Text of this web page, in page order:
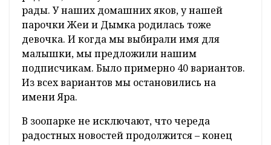
рады. У наших домашних яков, у нашей
парочки Жеи и Дымка родилась тоже
девочка. И когда мы выбирали имя для
малышки, мы предложили нашим
подписчикам. Было примерно 40 вариантов.
Из всех вариантов мы остановились на
имени Яра.
В зоопарке не исключают, что череда
радостных новостей продолжится – конец